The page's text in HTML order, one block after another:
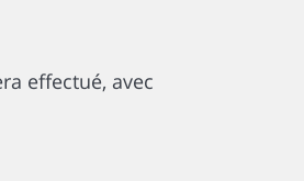
effectué, avec